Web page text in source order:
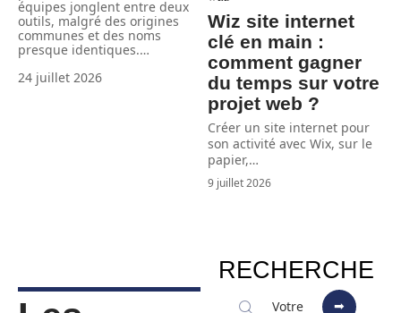
équipes jonglent entre deux
outils, malgré des origines
communes et des noms
presque identiques.…
24 juillet 2026
Wiz site internet
clé en main :
comment gagner
du temps sur votre
projet web ?
Créer un site internet pour
son activité avec Wix, sur le
papier,…
9 juillet 2026
RECHERCHE